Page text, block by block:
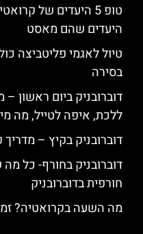
טופ 5 היעדים של
היעדים שהם מאסט
טיול לאגמי פליטביצה
בסירה
דוברובניק ביום ראשון
ללכת, איפה לטייל, מה
דוברובניק בקיץ –
דוברובניק בחורף- כל
חורפית בדוברובניק
מה השעה בקרואטיה?